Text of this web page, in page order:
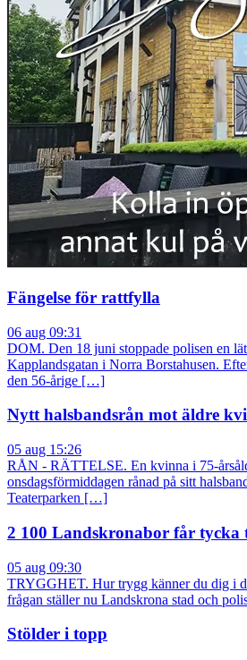
Fängelse för rattfylla
06 aug 09:31
DOM. Den 18 juni stoppade polisen en
Kapplandsgatan i Norra Borstahusen.
den 56-årige […]
Nytt halsbandsrån mot äldre
05 aug 15:26
RÅN - RÄTTELSE. En kvinna i 75-
onsdagsförmiddagen rånad på sitt
Teaterparken […]
2 100 Landskronabor får tycka
05 aug 09:30
TRYGGHET. Hur trygg känner du dig i
frågan ställer nu Landskrona stad och
Stölder i topp